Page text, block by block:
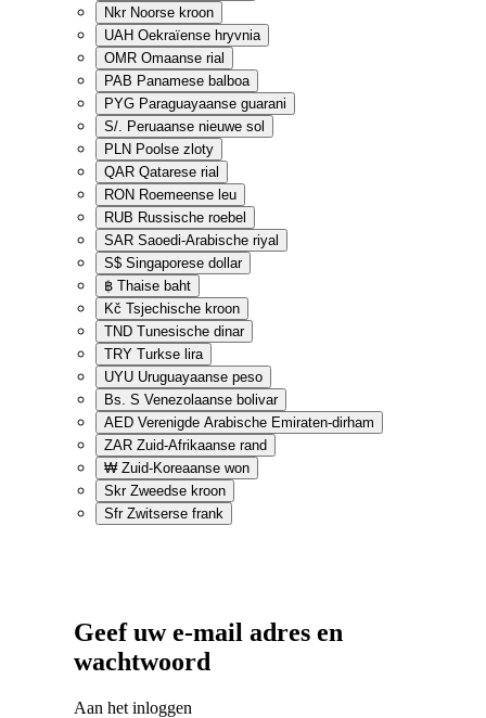
Nkr Noorse kroon
UAH Oekraïense hryvnia
OMR Omaanse rial
PAB Panamese balboa
PYG Paraguayaanse guarani
S/. Peruaanse nieuwe sol
PLN Poolse zloty
QAR Qatarese rial
RON Roemeense leu
RUB Russische roebel
SAR Saoedi-Arabische riyal
S$ Singaporese dollar
฿ Thaise baht
Kč Tsjechische kroon
TND Tunesische dinar
TRY Turkse lira
UYU Uruguayaanse peso
Bs. S Venezolaanse bolivar
AED Verenigde Arabische Emiraten-dirham
ZAR Zuid-Afrikaanse rand
₩ Zuid-Koreaanse won
Skr Zweedse kroon
Sfr Zwitserse frank
Geef uw e-mail adres en
wachtwoord
Aan het inloggen